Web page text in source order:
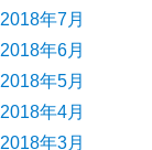
2018年7月
2018年6月
2018年5月
2018年4月
2018年3月